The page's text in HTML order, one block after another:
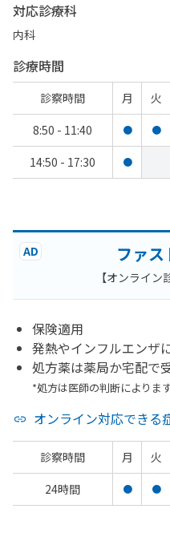
対応診療科
内科
診療時間
診察時間 月 火
8:50 - 11:40
● ●
14:50 - 17:30 ●
AD ファス
【オンライ
保険適用
発熱やインフルエンザ
処方薬は薬局か宅配で
*処方は医師の判断によりま
オンライン対応できる
診察時間 月 火
24時間
● ●